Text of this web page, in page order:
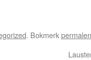
. Bokmerk